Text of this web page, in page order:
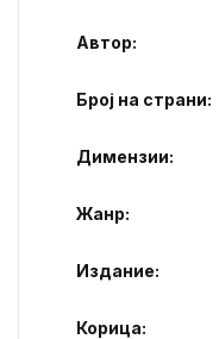
Автор
Број на страни
Димензии
Жанр
Издание
Корица